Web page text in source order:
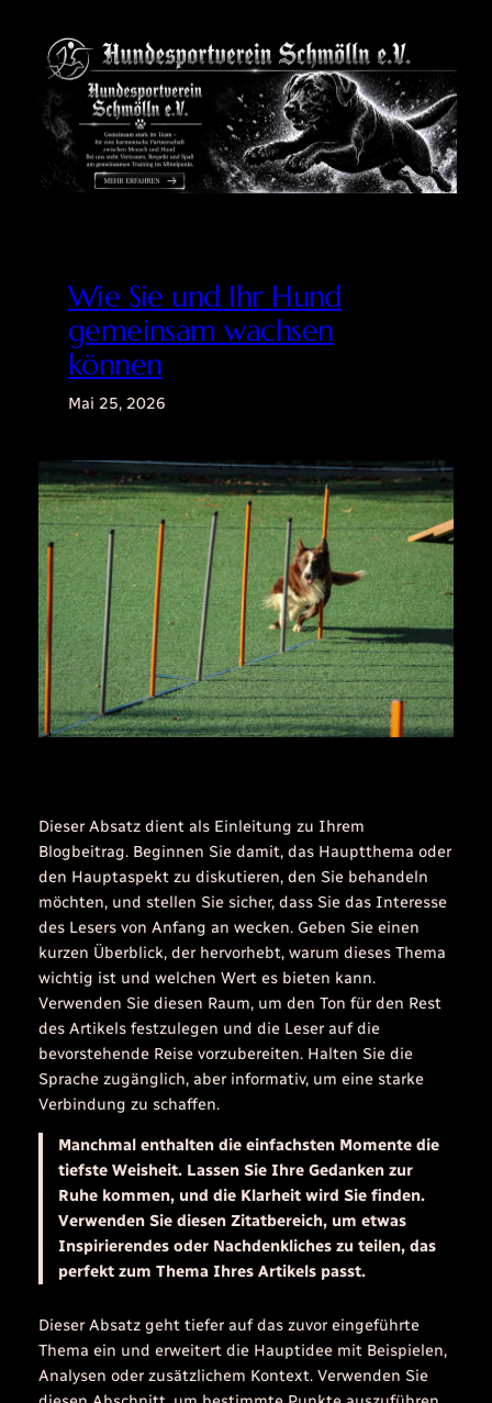
Inhalt
springen
Wie Sie und Ihr Hund
gemeinsam wachsen
können
Mai 25, 2026
Dieser Absatz dient als Einleitung zu Ihrem
Blogbeitrag. Beginnen Sie damit, das Hauptthema oder
den Hauptaspekt zu diskutieren, den Sie behandeln
möchten, und stellen Sie sicher, dass Sie das Interesse
des Lesers von Anfang an wecken. Geben Sie einen
kurzen Überblick, der hervorhebt, warum dieses Thema
wichtig ist und welchen Wert es bieten kann.
Verwenden Sie diesen Raum, um den Ton für den Rest
des Artikels festzulegen und die Leser auf die
bevorstehende Reise vorzubereiten. Halten Sie die
Sprache zugänglich, aber informativ, um eine starke
Verbindung zu schaffen.
Manchmal enthalten die einfachsten Momente die
tiefste Weisheit. Lassen Sie Ihre Gedanken zur
Ruhe kommen, und die Klarheit wird Sie finden.
Verwenden Sie diesen Zitatbereich, um etwas
Inspirierendes oder Nachdenkliches zu teilen, das
perfekt zum Thema Ihres Artikels passt.
Dieser Absatz geht tiefer auf das zuvor eingeführte
Thema ein und erweitert die Hauptidee mit Beispielen,
Analysen oder zusätzlichem Kontext. Verwenden Sie